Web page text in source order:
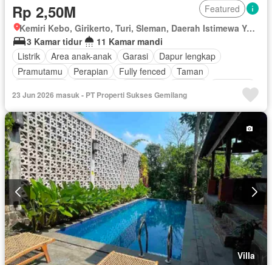
Rp 2,50M
Featured
Kemiri Kebo, Girikerto, Turi, Sleman, Daerah Istimewa Yogyakarta
3 Kamar tidur
11 Kamar mandi
Listrik
Area anak-anak Garasi
Dapur lengkap
Pramutamu
Perapian Fully fenced
Taman
Gas alam
Outdoor entertaining area
Pemandangan panorama
Taman atap
Air Berperabot lengkap
23 Jun 2026 masuk - PT Properti Sukses Gemilang
Villa